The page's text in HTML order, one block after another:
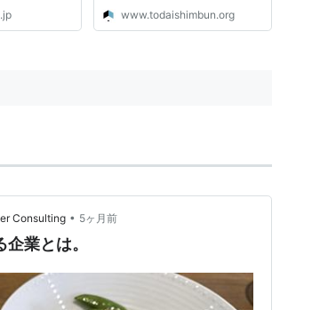
www.todaishimbun.org
Consulting • 5ヶ月前
業とは。